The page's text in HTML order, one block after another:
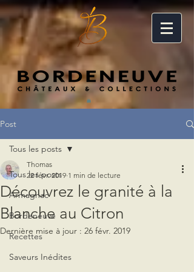
Post
Tous les posts
Armagnac
Bordeneuve
Recettes
Saveurs Inédites
Tous les posts
Découvrez le granité à la
Blanche au Citron
Thomas
22 févr. 2019 1 min de lecture
Dernière mise à jour : 26 févr. 2019